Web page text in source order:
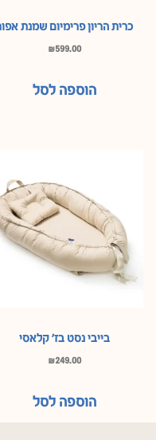
כרית הריון פרימיום שמנת
₪599.00
הוספה לסל
בייבי נסט בז’ קלאסי
₪249.00
הוספה לסל